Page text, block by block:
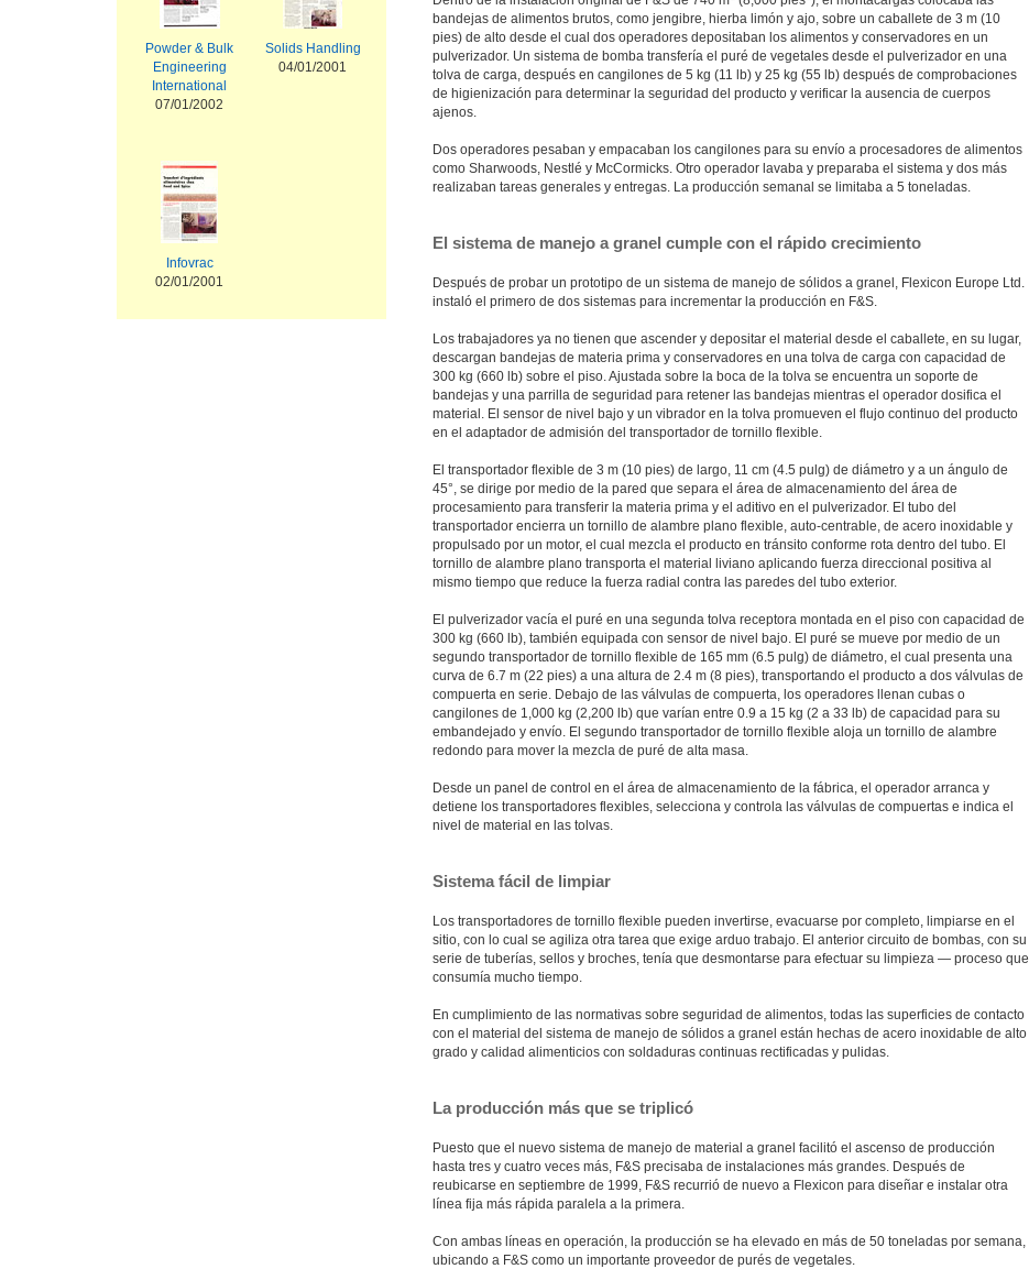
Powder & Bulk
Engineering
International
07/01/2002
Solids Handling
04/01/2001
Infovrac
02/01/2001
bandejas de alimentos brutos, como jengibre, hierba limón y ajo, sobre un caballete de 3 m (10
pies) de alto desde el cual dos operadores depositaban los alimentos y conservadores en un
pulverizador. Un sistema de bomba transfería el puré de vegetales desde el pulverizador en una
tolva de carga, después en cangilones de 5 kg (11 lb) y 25 kg (55 lb) después de comprobaciones
de higienización para determinar la seguridad del producto y verificar la ausencia de cuerpos
ajenos.
Dos operadores pesaban y empacaban los cangilones para su envío a procesadores de alimentos
como Sharwoods, Nestlé y McCormicks. Otro operador lavaba y preparaba el sistema y dos más
realizaban tareas generales y entregas. La producción semanal se limitaba a 5 toneladas.
El sistema de manejo a granel cumple con el rápido crecimiento
Después de probar un prototipo de un sistema de manejo de sólidos a granel, Flexicon Europe Ltd.
instaló el primero de dos sistemas para incrementar la producción en F&S.
Los trabajadores ya no tienen que ascender y depositar el material desde el caballete, en su lugar,
descargan bandejas de materia prima y conservadores en una tolva de carga con capacidad de
300 kg (660 lb) sobre el piso. Ajustada sobre la boca de la tolva se encuentra un soporte de
bandejas y una parrilla de seguridad para retener las bandejas mientras el operador dosifica el
material. El sensor de nivel bajo y un vibrador en la tolva promueven el flujo continuo del producto
en el adaptador de admisión del transportador de tornillo flexible.
El transportador flexible de 3 m (10 pies) de largo, 11 cm (4.5 pulg) de diámetro y a un ángulo de
45°, se dirige por medio de la pared que separa el área de almacenamiento del área de
procesamiento para transferir la materia prima y el aditivo en el pulverizador. El tubo del
transportador encierra un tornillo de alambre plano flexible, auto-centrable, de acero inoxidable y
propulsado por un motor, el cual mezcla el producto en tránsito conforme rota dentro del tubo. El
tornillo de alambre plano transporta el material liviano aplicando fuerza direccional positiva al
mismo tiempo que reduce la fuerza radial contra las paredes del tubo exterior.
El pulverizador vacía el puré en una segunda tolva receptora montada en el piso con capacidad de
300 kg (660 lb), también equipada con sensor de nivel bajo. El puré se mueve por medio de un
segundo transportador de tornillo flexible de 165 mm (6.5 pulg) de diámetro, el cual presenta una
curva de 6.7 m (22 pies) a una altura de 2.4 m (8 pies), transportando el producto a dos válvulas de
compuerta en serie. Debajo de las válvulas de compuerta, los operadores llenan cubas o
cangilones de 1,000 kg (2,200 lb) que varían entre 0.9 a 15 kg (2 a 33 lb) de capacidad para su
embandejado y envío. El segundo transportador de tornillo flexible aloja un tornillo de alambre
redondo para mover la mezcla de puré de alta masa.
Desde un panel de control en el área de almacenamiento de la fábrica, el operador arranca y
detiene los transportadores flexibles, selecciona y controla las válvulas de compuertas e indica el
nivel de material en las tolvas.
Sistema fácil de limpiar
Los transportadores de tornillo flexible pueden invertirse, evacuarse por completo, limpiarse en el
sitio, con lo cual se agiliza otra tarea que exige arduo trabajo. El anterior circuito de bombas, con su
serie de tuberías, sellos y broches, tenía que desmontarse para efectuar su limpieza — proceso que
consumía mucho tiempo.
En cumplimiento de las normativas sobre seguridad de alimentos, todas las superficies de contacto
con el material del sistema de manejo de sólidos a granel están hechas de acero inoxidable de alto
grado y calidad alimenticios con soldaduras continuas rectificadas y pulidas.
La producción más que se triplicó
Puesto que el nuevo sistema de manejo de material a granel facilitó el ascenso de producción
hasta tres y cuatro veces más, F&S precisaba de instalaciones más grandes. Después de
reubicarse en septiembre de 1999, F&S recurrió de nuevo a Flexicon para diseñar e instalar otra
línea fija más rápida paralela a la primera.
Con ambas líneas en operación, la producción se ha elevado en más de 50 toneladas por semana,
ubicando a F&S como un importante proveedor de purés de vegetales.